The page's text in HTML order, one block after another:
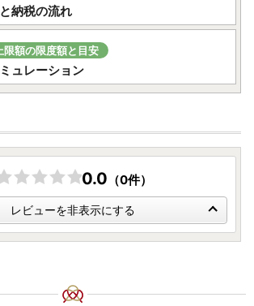
納税の流れ
限額の限度額と目安
ュレーション
0.0 （0件）
レビューを非表示にする